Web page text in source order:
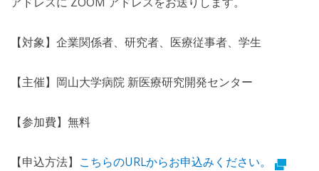
【対象】企業関係者、研究者、医療従事者、学生
【主催】岡山大学病院 新医療研究開発センター
【参加費】無料
【申込方法】 こちらのURLからお申込みください。